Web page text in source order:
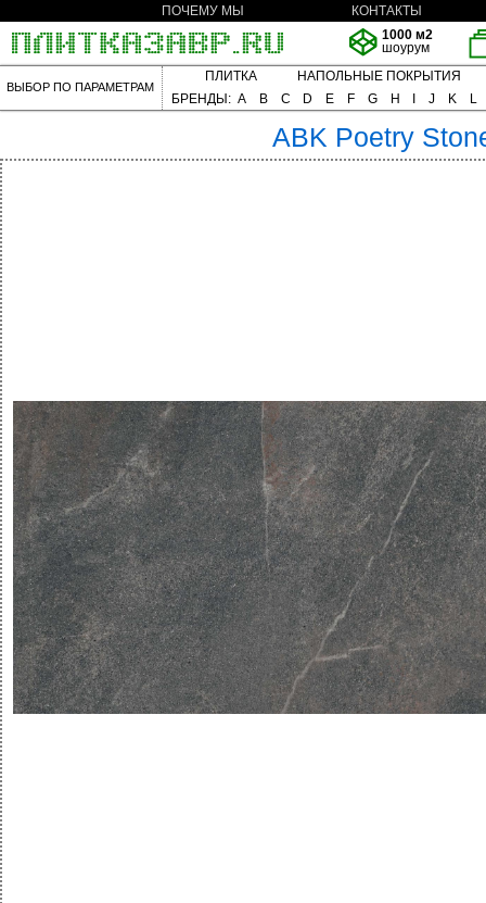
ПОЧЕМУ МЫ
КОНТАКТЫ
1000 м2
шоурум
ВЫБОР ПО ПАРАМЕТРАМ
ПЛИТКА
НАПОЛЬНЫЕ ПОКРЫТИЯ
БРЕНДЫ: A B C D E F G H J K L
ABK Poetry